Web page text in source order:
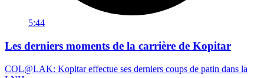
5:44
Les derniers moments de la carrière de Kopitar
COL@LAK: Kopitar effectue ses derniers coups de patin dans la